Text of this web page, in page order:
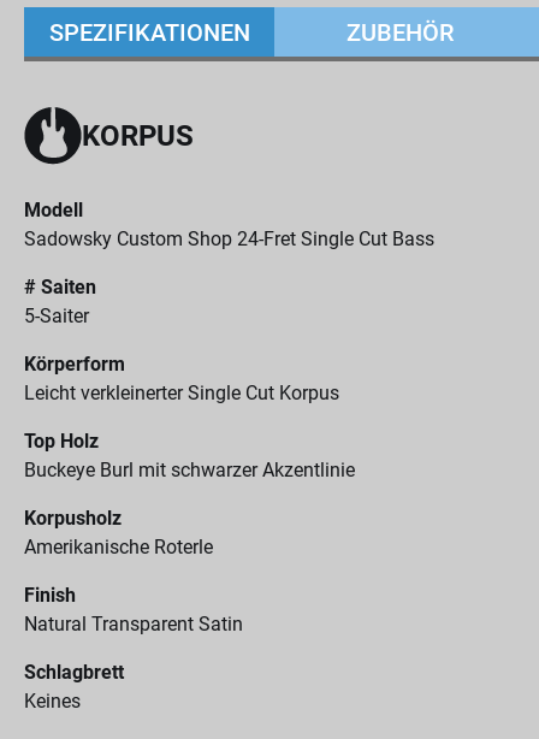
SPEZIFIKATIONEN ZUBEHÖR
KORPUS
Modell
Sadowsky Custom Shop 24-Fret Single Cut Bass
# Saiten
5-Saiter
Körperform
Leicht verkleinerter Single Cut Korpus
Top Holz
Buckeye Burl mit schwarzer Akzentlinie
Korpusholz
Amerikanische Roterle
Finish
Natural Transparent Satin
Schlagbrett
Keines